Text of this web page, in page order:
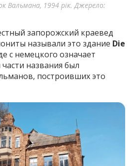
Вальмана, 1994 рік. Джерело:
запорожский краевед
называли это здание Die
с немецкого означает
названия был
построивших это